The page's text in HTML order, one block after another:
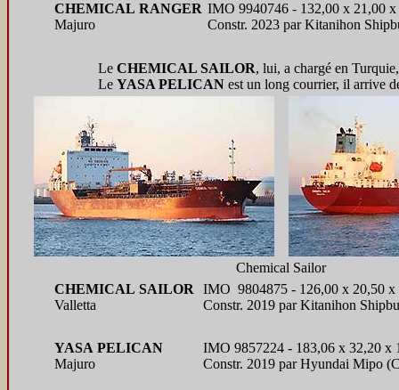
CHEMICAL RANGER
Majuro
IMO 9940746 - 132,00 x 21,00
Constr. 2023 par Kitanihon
Le CHEMICAL SAILOR, lui, a chargé en
Le YASA PELICAN est un long courrier, il arrive
Chemical Sailor
CHEMICAL SAILOR
Valletta
IMO 9804875 - 126,00 x 20,50
Constr. 2019 par Kitanihon
YASA PELICAN
Majuro
IMO 9857224 - 183,06 x 32,20
Constr. 2019 par Hyundai Mipo